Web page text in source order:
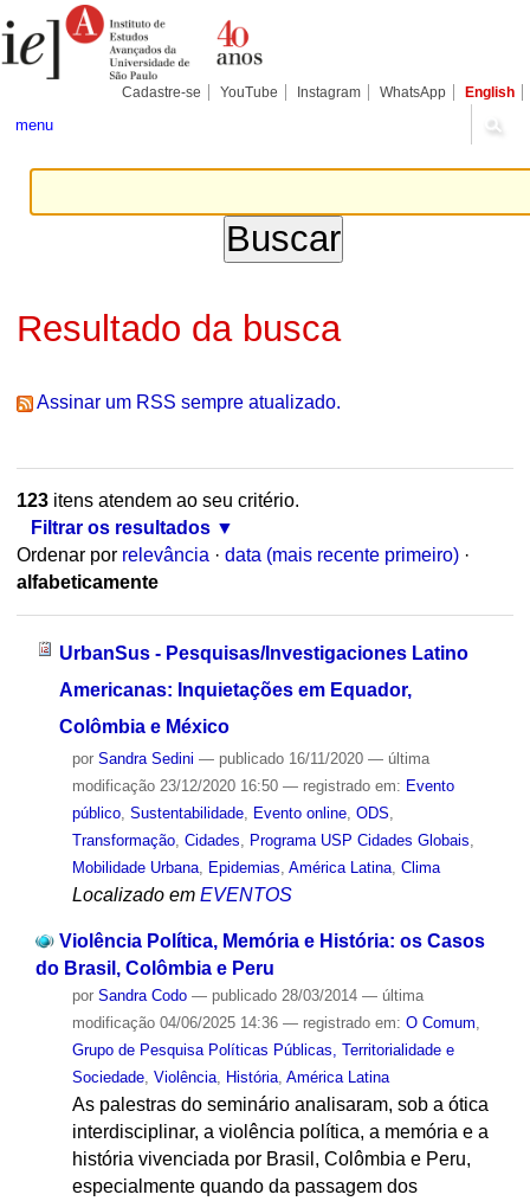
para
conteúdo.
Pessoais
Cadastre-se YouTube Instagram WhatsApp English
menu
Resultado da busca
Assinar um RSS sempre atualizado.
123itens atendem ao seu critério.
Filtrar os resultados
Ordenar por relevância · data (mais recente primeiro) ·
alfabeticamente
UrbanSus - Pesquisas/Investigaciones Latino
Americanas: Inquietações em Equador,
Colômbia e México
por Sandra Sedini — publicado16/11/2020 — última
modificação23/12/2020 16:50 — registrado em: Evento
público, Sustentabilidade, Evento online, ODS
Transformação, Cidades Programa USP Cidades Globais
Mobilidade Urbana, Epidemias América Latina, Clima
Localizado em EVENTOS
Violência Política, Memória e História: os Casos
do Brasil, Colômbia e Peru
por Sandra Codo — publicado28/03/2014 — última
modificação04/06/2025 14:36 — registrado em: O Comum
Grupo de Pesquisa Políticas Públicas, Territorialidade e
Sociedade, Violência, História, América Latina
As palestras do seminário analisaram, sob a ótica
interdisciplinar, a violência política, a memória e a
história vivenciada por Brasil, Colômbia e Peru,
especialmente quando da passagem dos